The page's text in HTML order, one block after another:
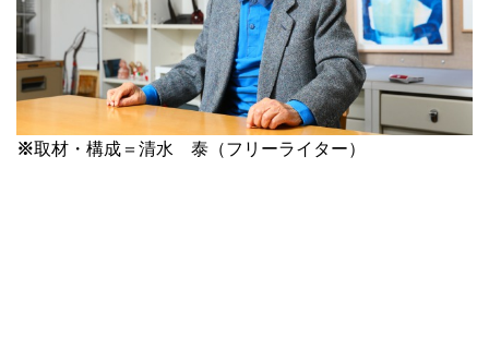
※取材・構成＝清水 泰（フリーライター）